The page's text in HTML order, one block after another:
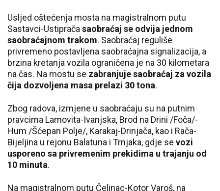
Usljed oštećenja mosta na magistralnom putu
Sastavci-Ustiprača saobraćaj se odvija jednom
saobraćajnom trakom. Saobraćaj reguliše
privremeno postavljena saobraćajna signalizacija, a
brzina kretanja vozila ograničena je na 30 kilometara
na čas. Na mostu se zabranjuje saobraćaj za vozila
čija dozvoljena masa prelazi 30 tona.
Zbog radova, izmjene u saobraćaju su na putnim
pravcima Lamovita-Ivanjska, Brod na Drini /Foča/-
Hum /Šćepan Polje/, Karakaj-Drinjača, kao i Rača-
Bijeljina u rejonu Balatuna i Trnjaka, gdje se vozi
usporeno sa privremenim prekidima u trajanju od
10 minuta.
Na magistralnom putu Čelinac-Kotor Varoš, na